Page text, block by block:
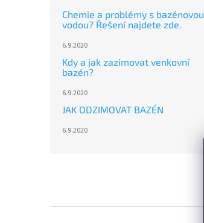
Chemie a problémy s bazénovou
vodou? Řešení najdete zde.
6.9.2020
Kdy a jak zazimovat venkovní
bazén?
6.9.2020
JAK ODZIMOVAT BAZÉN
6.9.2020